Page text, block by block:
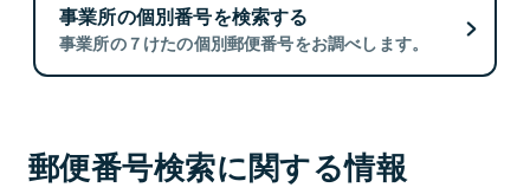
事業所の個別番号を検索する
事業所の７けたの個別郵便番号をお調べします。
郵便番号検索に関する情報